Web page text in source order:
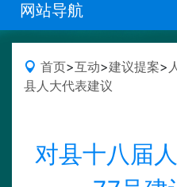
网站导航
首页>互动>建议提案>
县人大代表建议
对县十八届